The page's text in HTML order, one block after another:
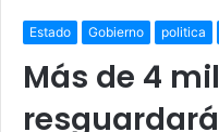
Estado Gobierno politica
Más de 4